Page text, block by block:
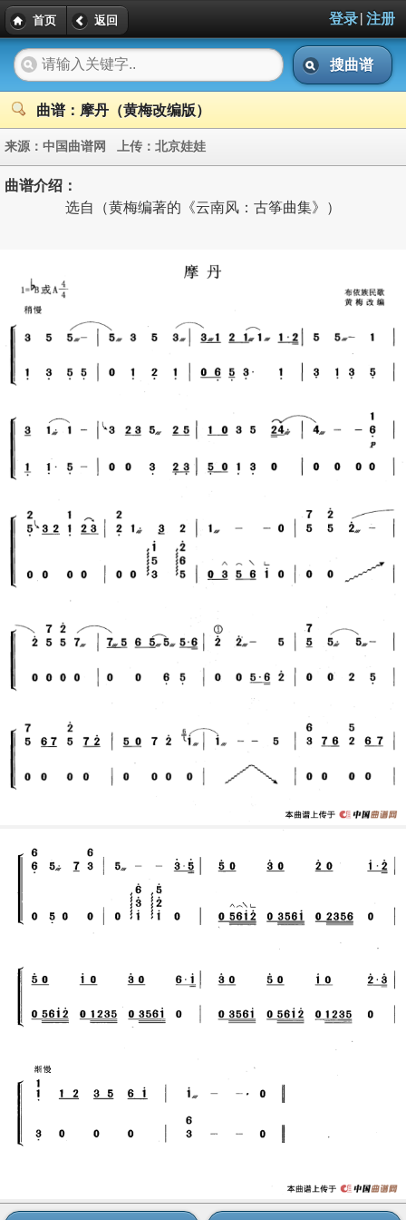
首页 返回 登录| 注册
搜曲谱
曲谱：摩丹（黄梅改编版）
来源： 中国曲谱网 上传： 北京娃娃
曲谱介绍：
选自（黄梅编著的《云南风：古筝曲集》）